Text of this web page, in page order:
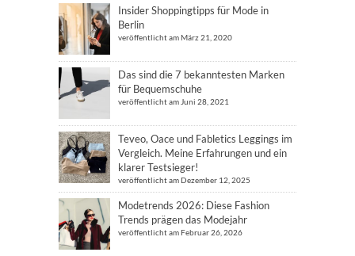
Insider Shoppingtipps für Mode in
Berlin
veröffentlicht am März 21, 2020
Das sind die 7 bekanntesten Marken
für Bequemschuhe
veröffentlicht am Juni 28, 2021
Teveo, Oace und Fabletics Leggings im
Vergleich. Meine Erfahrungen und ein
klarer Testsieger!
veröffentlicht am Dezember 12, 2025
Modetrends 2026: Diese Fashion
Trends prägen das Modejahr
veröffentlicht am Februar 26, 2026